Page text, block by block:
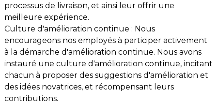
processus de livraison, et ainsi leur offrir une
meilleure expérience.
Culture d'amélioration continue : Nous
encourageons nos employés à participer activement
à la démarche d'amélioration continue. Nous avons
instauré une culture d'amélioration continue, incitant
chacun à proposer des suggestions d'amélioration et
des idées novatrices, et récompensant leurs
contributions.